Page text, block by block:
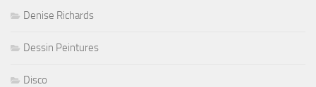
Denise Richards
Dessin Peintures
Disco